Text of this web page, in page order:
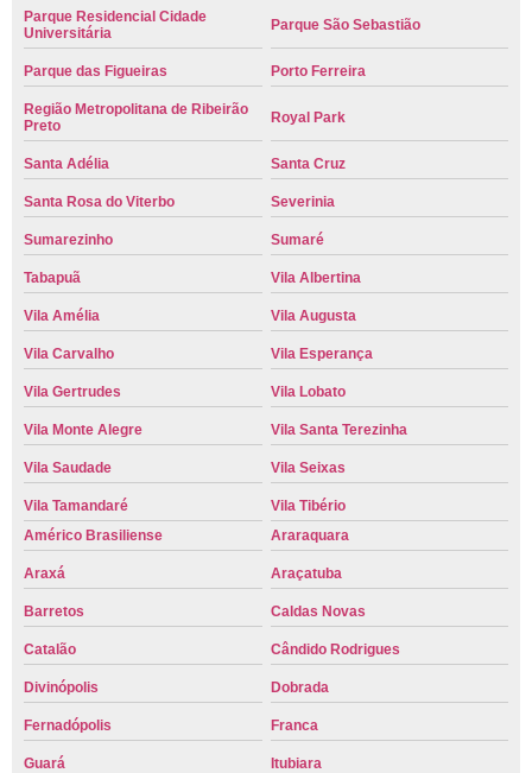
Parque Residencial Cidade
Universitária
Parque São Sebastião
Parque das Figueiras Porto Ferreira
Região Metropolitana de Ribeirão
Preto
Royal Park
Santa Adélia Santa Cruz
Santa Rosa do Viterbo Severinia
Sumarezinho Sumaré
Tabapuã Vila Albertina
Vila Amélia Vila Augusta
Vila Carvalho Vila Esperança
Vila Gertrudes Vila Lobato
Vila Monte Alegre Vila Santa Terezinha
Vila Saudade Vila Seixas
Vila Tamandaré
Vila Tibério
Américo Brasiliense
Araraquara
Araxá Araçatuba
Barretos Caldas Novas
Catalão Cândido Rodrigues
Divinópolis Dobrada
Fernadópolis Franca
Guará Itubiara